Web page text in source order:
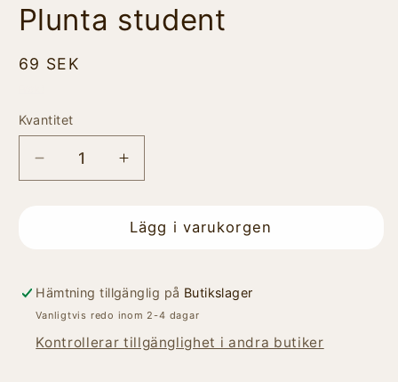
1
Plunta student
Ordinarie
69 SEK
Kvantitet
Minska
kvantitet
Öka
kvantitet
Plunta
Lägg i varukorgen
Hämtning tillgänglig på Butikslager
Vanligtvis redo inom 2-4 dagar
Kontrollerar tillgänglighet i andra butiker